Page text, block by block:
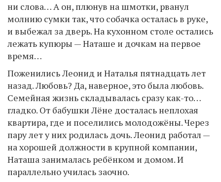
ни слова… А он, плюнув на шмотки, рванул
молнию сумки так, что собачка осталась в руке,
и выбежал за дверь. На кухонном столе остались
лежать купюры — Наташе и дочкам на первое
время…
Поженились Леонид и Наталья пятнадцать лет
назад. Любовь? Да, наверное, это была любовь.
Семейная жизнь складывалась сразу как-то…
гладко. От бабушки Лёне досталась неплохая
квартира, где и поселились молодожёны. Через
пару лет у них родилась дочь. Леонид работал —
на хорошей должности в крупной компании,
Наташа занималась ребёнком и домом. И
параллельно училась заочно.